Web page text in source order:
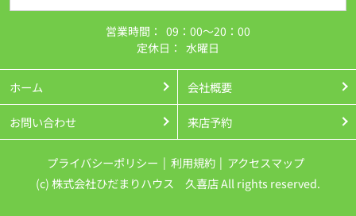
営業時間： 09：00～20：00
定休日： 水曜日
ホーム 会社概要
お問い合わせ 来店予約
プライバシーポリシー 利用規約
アクセスマップ
(c) 株式会社ひだまりハウス 久喜店 All rights reserved.